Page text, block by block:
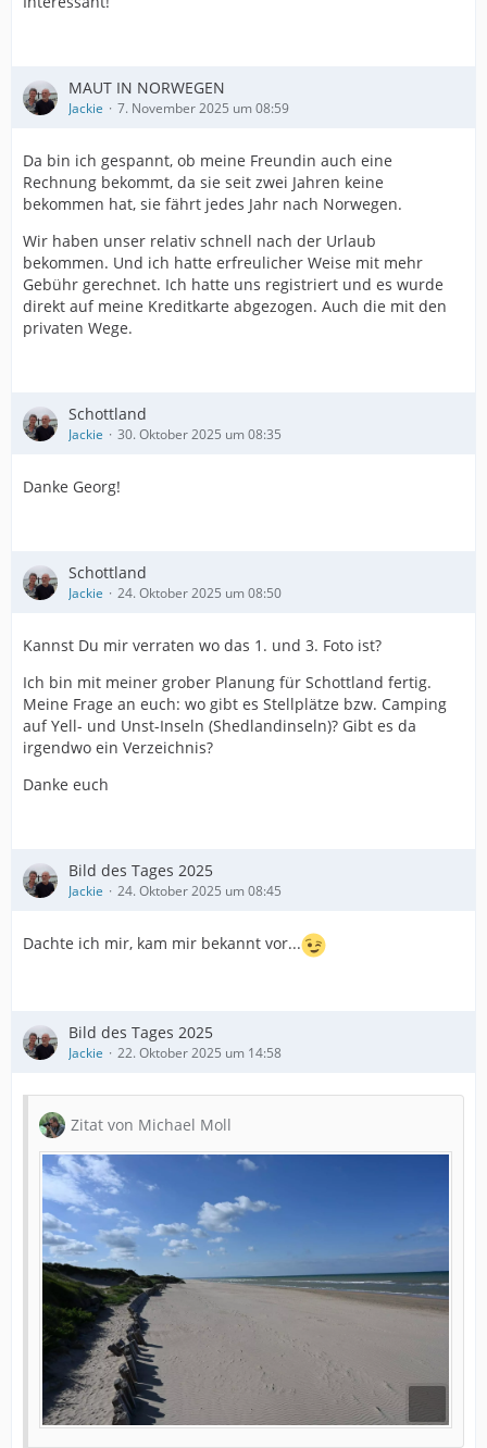
MAUT IN NORWEGEN
Jackie 7. November 2025 um 08:59
Da bin ich gespannt, ob meine Freundin auch eine
Rechnung bekommt, da sie seit zwei Jahren keine
bekommen hat, sie fährt jedes Jahr nach Norwegen.
Wir haben unser relativ schnell nach der Urlaub
bekommen. Und ich hatte erfreulicher Weise mit mehr
Gebühr gerechnet. Ich hatte uns registriert und es wurde
direkt auf meine Kreditkarte abgezogen. Auch die mit den
privaten Wege.
Schottland
Jackie 30. Oktober 2025 um 08:35
Danke Georg!
Schottland
Jackie 24. Oktober 2025 um 08:50
Kannst Du mir verraten wo das 1. und 3. Foto ist?
Ich bin mit meiner grober Planung für Schottland fertig.
Meine Frage an euch: wo gibt es Stellplätze bzw. Camping
auf Yell- und Unst-Inseln (Shedlandinseln)? Gibt es da
irgendwo ein Verzeichnis?
Danke euch
Bild des Tages 2025
Jackie 24. Oktober 2025 um 08:45
Dachte ich mir, kam mir bekannt vor...
Bild des Tages 2025
Jackie 22. Oktober 2025 um 14:58
Zitat von Michael Moll